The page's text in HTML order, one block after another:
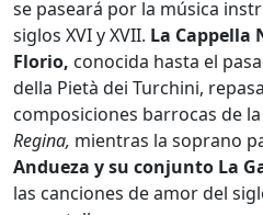
se paseará por la música
siglos XVI y XVII. La
Florio, conocida hasta el
della Pietà dei Turchini,
composiciones barrocas de
Regina, mientras la soprano
Andueza y su conjunto La
las canciones de amor del